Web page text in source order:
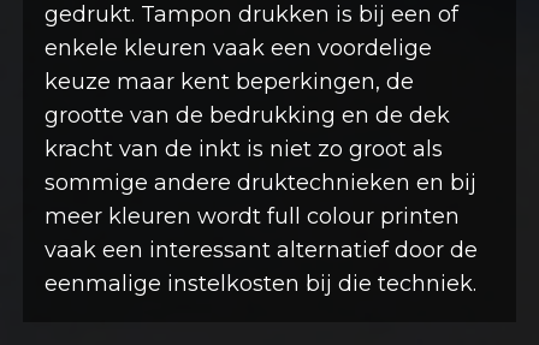
gedrukt. Tampon drukken is bij een of
enkele kleuren vaak een voordelige
keuze maar kent beperkingen, de
grootte van de bedrukking en de dek
kracht van de inkt is niet zo groot als
sommige andere druktechnieken en bij
meer kleuren wordt full colour printen
vaak een interessant alternatief door de
eenmalige instelkosten bij die techniek.